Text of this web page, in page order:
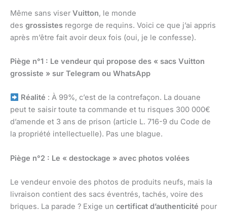
Même sans viser Vuitton, le monde
des grossistes regorge de requins. Voici ce que j’ai appris
après m’être fait avoir deux fois (oui, je le confesse).
Piège n°1 : Le vendeur qui propose des « sacs Vuitton
grossiste » sur Telegram ou WhatsApp
Réalité : À 99%, c’est de la contrefaçon. La douane
peut te saisir toute ta commande et tu risques 300 000€
d’amende et 3 ans de prison (article L. 716-9 du Code de
la propriété intellectuelle). Pas une blague.
Piège n°2 : Le « destockage » avec photos volées
Le vendeur envoie des photos de produits neufs, mais la
livraison contient des sacs éventrés, tachés, voire des
briques. La parade ? Exige un certificat d’authenticité pour